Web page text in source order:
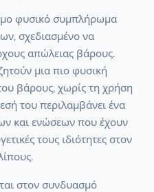
φυσικό συμπλήρωμα
σχεδιασμένο να
απώλειας βάρους.
μια πιο φυσική
βάρους, χωρίς τη χρήση
του περιλαμβάνει ένα
και ενώσεων που έχουν
τους ιδιότητες στον
στον συνδυασμό